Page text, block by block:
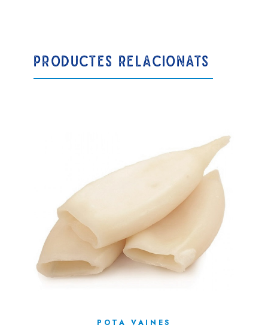
PRODUCTES RELACIONATS
POTA VAINES